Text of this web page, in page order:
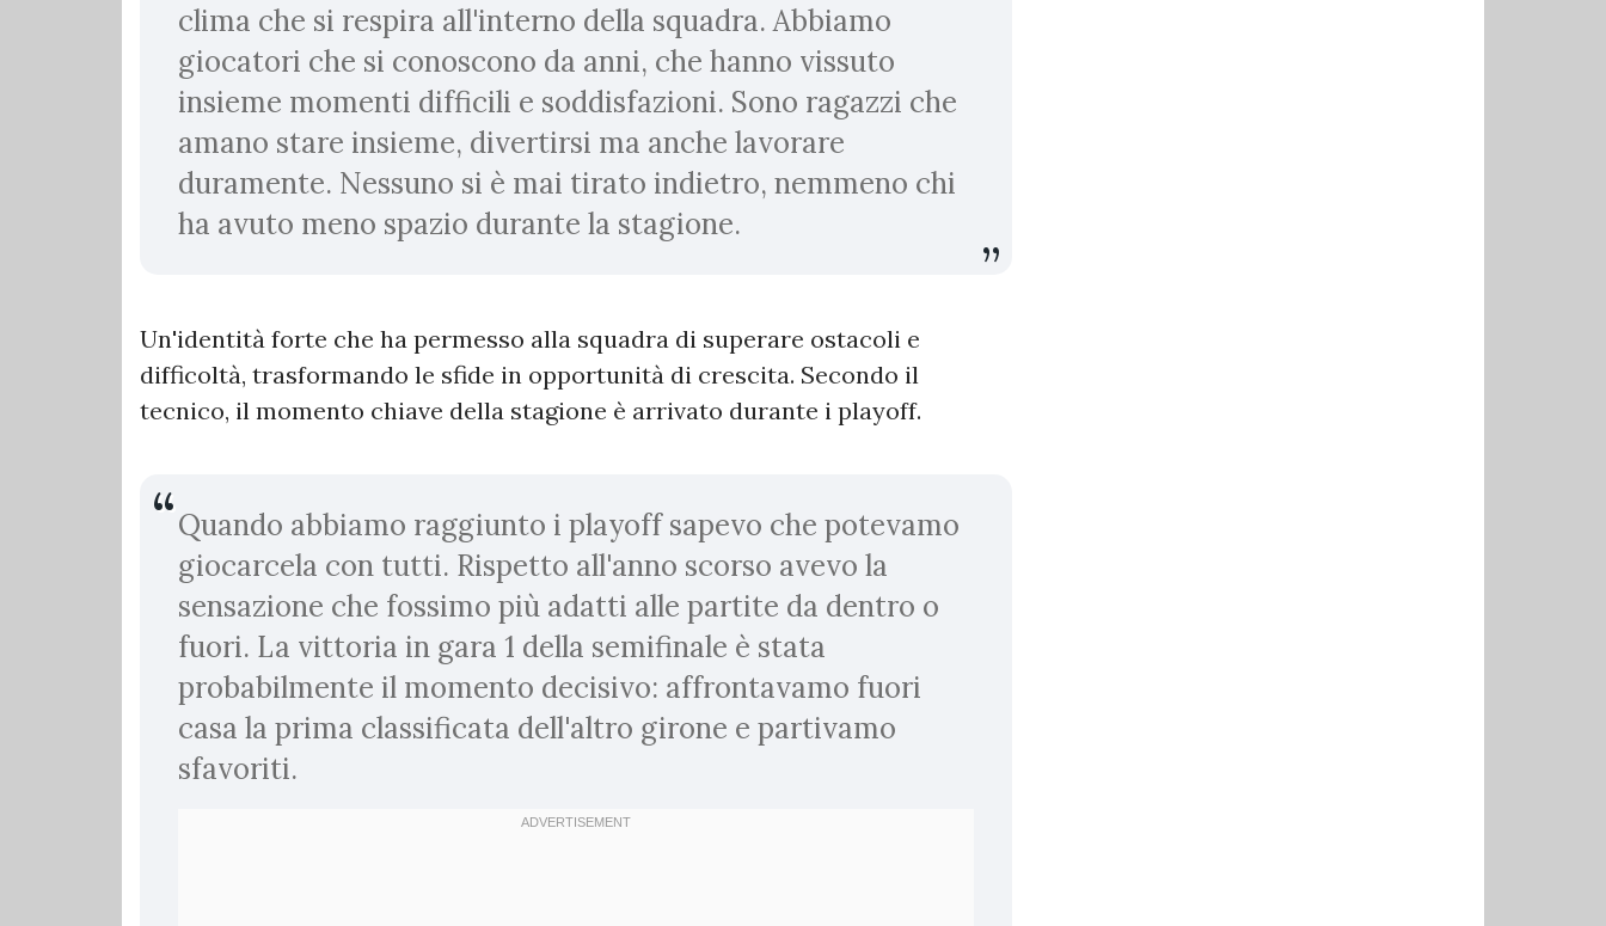
clima che si respira all'interno della squadra. Abbiamo
giocatori che si conoscono da anni, che hanno vissuto
insieme momenti difficili e soddisfazioni. Sono ragazzi che
amano stare insieme, divertirsi ma anche lavorare
duramente. Nessuno si è mai tirato indietro, nemmeno chi
ha avuto meno spazio durante la stagione.
Un'identità forte che ha permesso alla squadra di superare ostacoli e
difficoltà, trasformando le sfide in opportunità di crescita. Secondo il
tecnico, il momento chiave della stagione è arrivato durante i playoff.
Quando abbiamo raggiunto i playoff sapevo che potevamo
giocarcela con tutti. Rispetto all'anno scorso avevo la
sensazione che fossimo più adatti alle partite da dentro o
fuori. La vittoria in gara 1 della semifinale è stata
probabilmente il momento decisivo: affrontavamo fuori
casa la prima classificata dell'altro girone e partivamo
sfavoriti.